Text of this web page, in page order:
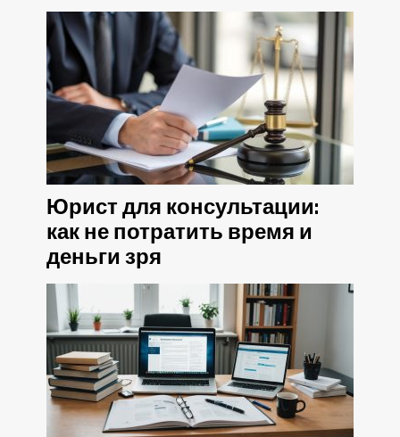
Юрист для консультации:
как не потратить время и
деньги зря